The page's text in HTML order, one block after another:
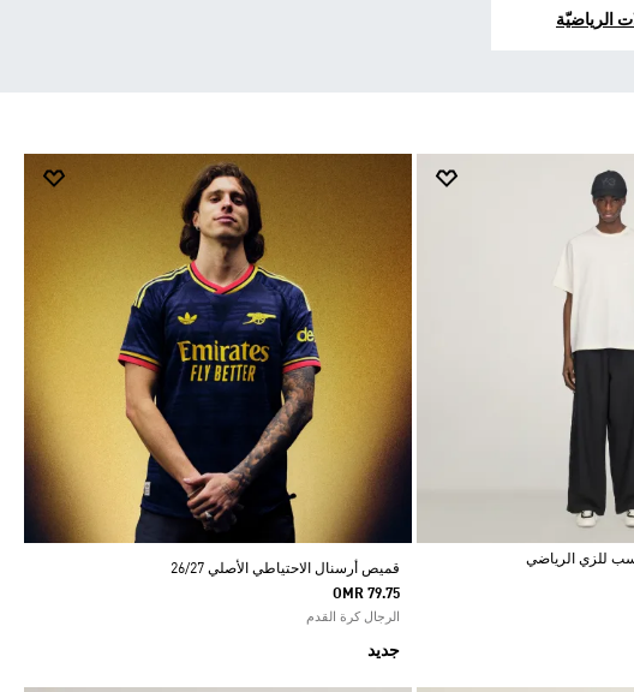
الرياضيّة
قميص أرسنال الاحتياطي الأصلي 26/27
OMR 79.75
الرجال كرة القدم
جديد